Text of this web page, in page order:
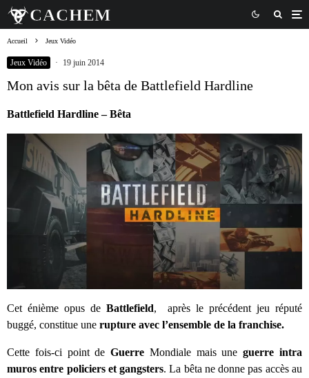
Accueil Jeux Vidéo
Jeux Vidéo · 19 juin 2014
Mon avis sur la bêta de Battlefield Hardline
Battlefield Hardline – Bêta
Cet énième opus de Battlefield, après le précédent jeu réputé
buggé, constitue une rupture avec l’ensemble de la franchise.
Cette fois-ci point deGuerre Mondiale mais uneguerre intra
muros entre policiers et gangsters. La bêta ne donne pas accès au